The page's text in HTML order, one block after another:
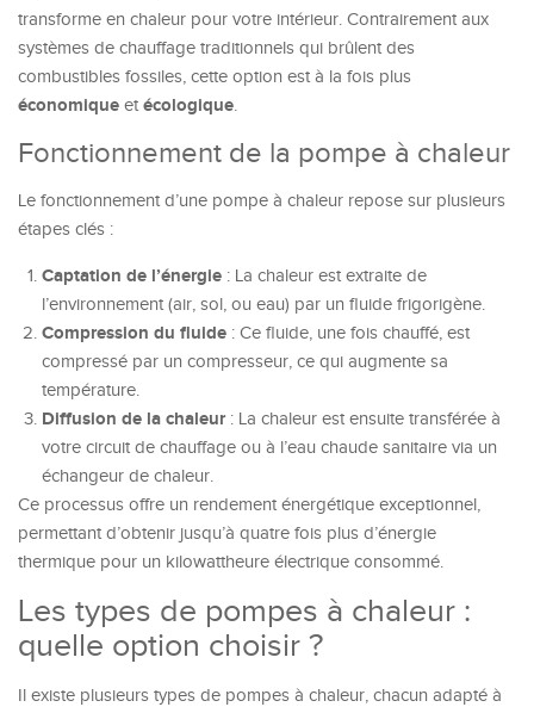
transforme en chaleur pour votre intérieur. Contrairement aux
systèmes de chauffage traditionnels qui brûlent des
combustibles fossiles, cette option est à la fois plus
économique et écologique.
Fonctionnement de la pompe à chaleur
Le fonctionnement d’une pompe à chaleur repose sur plusieurs
étapes clés :
Captation de l’énergie : La chaleur est extraite de
l’environnement (air, sol, ou eau) par un fluide frigorigène.
Compression du fluide : Ce fluide, une fois chauffé, est
compressé par un compresseur, ce qui augmente sa
température.
Diffusion de la chaleur: La chaleur est ensuite transférée à
votre circuit de chauffage ou à l’eau chaude sanitaire via un
échangeur de chaleur.
Ce processus offre un rendement énergétique exceptionnel,
permettant d’obtenir jusqu’à quatre fois plus d’énergie
thermique pour un kilowattheure électrique consommé.
Les types de pompes à chaleur :
quelle option choisir ?
Il existe plusieurs types de pompes à chaleur, chacun adapté à